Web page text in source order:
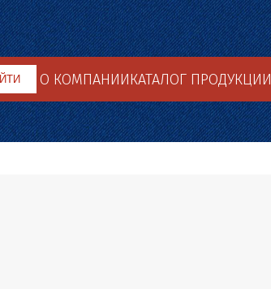
О КОМПАНИИКАТАЛОГ ПРОДУКЦИИ